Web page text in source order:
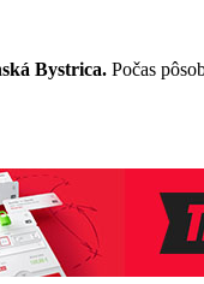
Bystrica. Počas